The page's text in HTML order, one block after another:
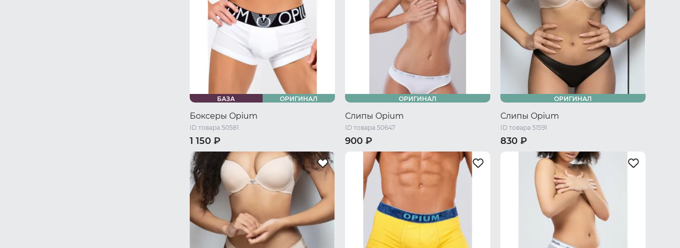
БАЗА ОРИГИНАЛ
Боксеры Opium
ID товара 50581
1 150 ₽
46 RU / S 48 RU / M 50 RU / L
52 RU / XL 54 RU / XXL
56 RU / XXXL
58 RU / XXXXL
ОРИГИНАЛ
Слипы Opium
ID товара 50647
900 ₽
42-44 RU / S 44-46 RU / M
46-48 RU / L
48-50 RU / XL
50-52 RU / XXL
ОРИГИНАЛ
Слипы Opium
ID товара 51591
830 ₽
42-44 RU / S
44-46 RU / M
46-48 RU / L
48-50 RU / XL